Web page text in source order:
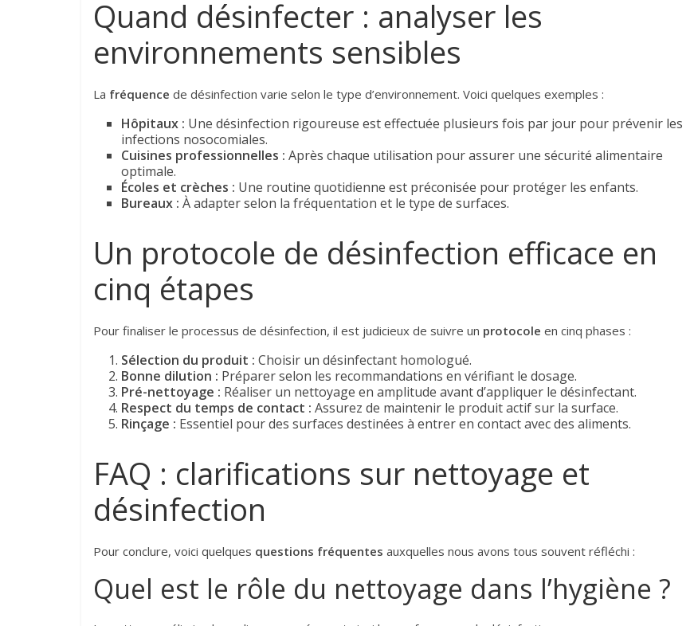
Quand désinfecter : analyser les
environnements sensibles
La fréquence de désinfection varie selon le type d’environnement. Voici quelques exemples :
Hôpitaux : Une désinfection rigoureuse est effectuée plusieurs fois par jour pour prévenir les
infections nosocomiales.
Cuisines professionnelles : Après chaque utilisation pour assurer une sécurité alimentaire
optimale.
Écoles et crèches : Une routine quotidienne est préconisée pour protéger les enfants.
Bureaux : À adapter selon la fréquentation et le type de surfaces.
Un protocole de désinfection efficace en
cinq étapes
Pour finaliser le processus de désinfection, il est judicieux de suivre un protocole en cinq phases :
Sélection du produit : Choisir un désinfectant homologué.
Bonne dilution : Préparer selon les recommandations en vérifiant le dosage.
Pré-nettoyage : Réaliser un nettoyage en amplitude avant d’appliquer le désinfectant.
Respect du temps de contact : Assurez de maintenir le produit actif sur la surface.
Rinçage : Essentiel pour des surfaces destinées à entrer en contact avec des aliments.
FAQ : clarifications sur nettoyage et
désinfection
Pour conclure, voici quelques questions fréquentes auxquelles nous avons tous souvent réfléchi :
Quel est le rôle du nettoyage dans l’hygiène ?